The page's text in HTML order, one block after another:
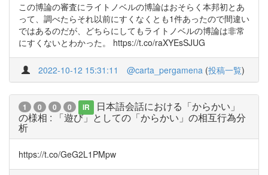
この博論の審査にライトノベルの博論はおそらく本邦初とあ
って、調べたらそれ以前にすくなくとも1件あったので間違い
ではあるのだが、どちらにしてもライトノベルの博論は非常
にすくないとわかった。 https://t.co/raXYEsSJUG
2022-10-12 15:31:11 @carta_pergamena (投稿一覧)
1 0 0 0 IR
日本語会話における「からかい」
の様相 : 「遊び」としての「からかい」の相互行為分
析
https://t.co/GeG2L1PMpw